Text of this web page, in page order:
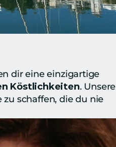
dir eine einzigartige
Köstlichkeiten. Unsere
schaffen, die du nie